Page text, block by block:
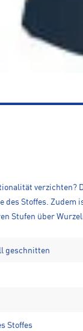
Stoffes.
Stufen über
geschnitten
Stoffes